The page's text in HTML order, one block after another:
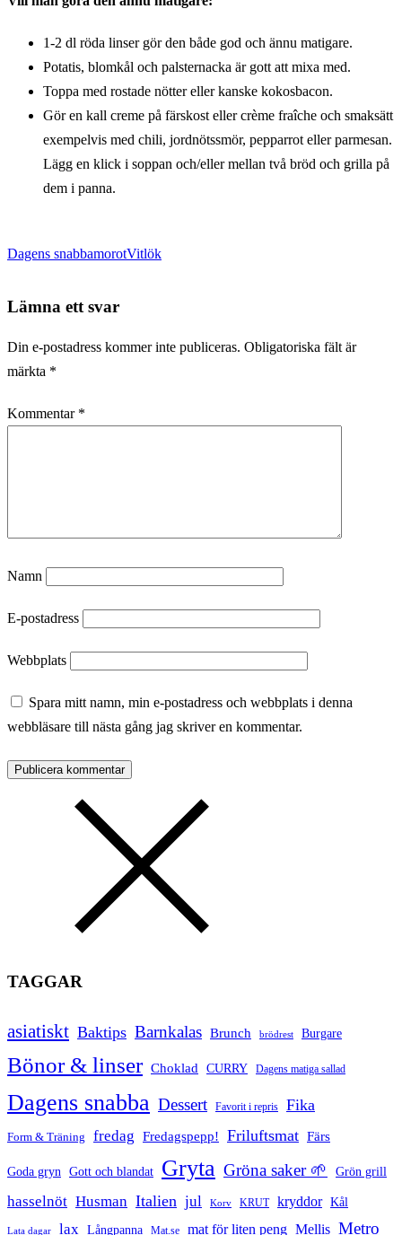
1-2 dl röda linser gör den både god och ännu matigare.
Potatis, blomkål och palsternacka är gott att mixa med.
Toppa med rostade nötter eller kanske kokosbacon.
Gör en kall creme på färskost eller crème fraîche och smaksätt
exempelvis med chili, jordnötssmör, pepparrot eller parmesan.
Lägg en klick i soppan och/eller mellan två bröd och grilla på
dem i panna.
Dagens snabbamorotVitlök
Lämna ett svar
Din e-postadress kommer inte publiceras. Obligatoriska fält är
märkta *
Kommentar *
Namn
E-postadress
Webbplats
Spara mitt namn, min e-postadress och webbplats i denna
webbläsare till nästa gång jag skriver en kommentar.
TAGGAR
asiatiskt Baktips Barnkalas Brunch brödrest Burgare
Bönor & linser Choklad CURRY Dagens matiga sallad
Dagens snabba Dessert Favorit i repris Fika
Form & Träning fredag Fredagspepp! Friluftsmat Färs
Goda gryn Gott och blandat Gryta Gröna saker 🌱 Grön grill
hasselnöt Husman Italien jul Korv KRUT kryddor Kål
Lata dagar lax Långpanna Mat.se mat för liten peng Mellis Metro